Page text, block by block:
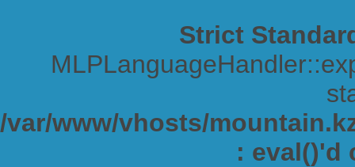
Strict
/var/www/vhosts/
: eval()'d